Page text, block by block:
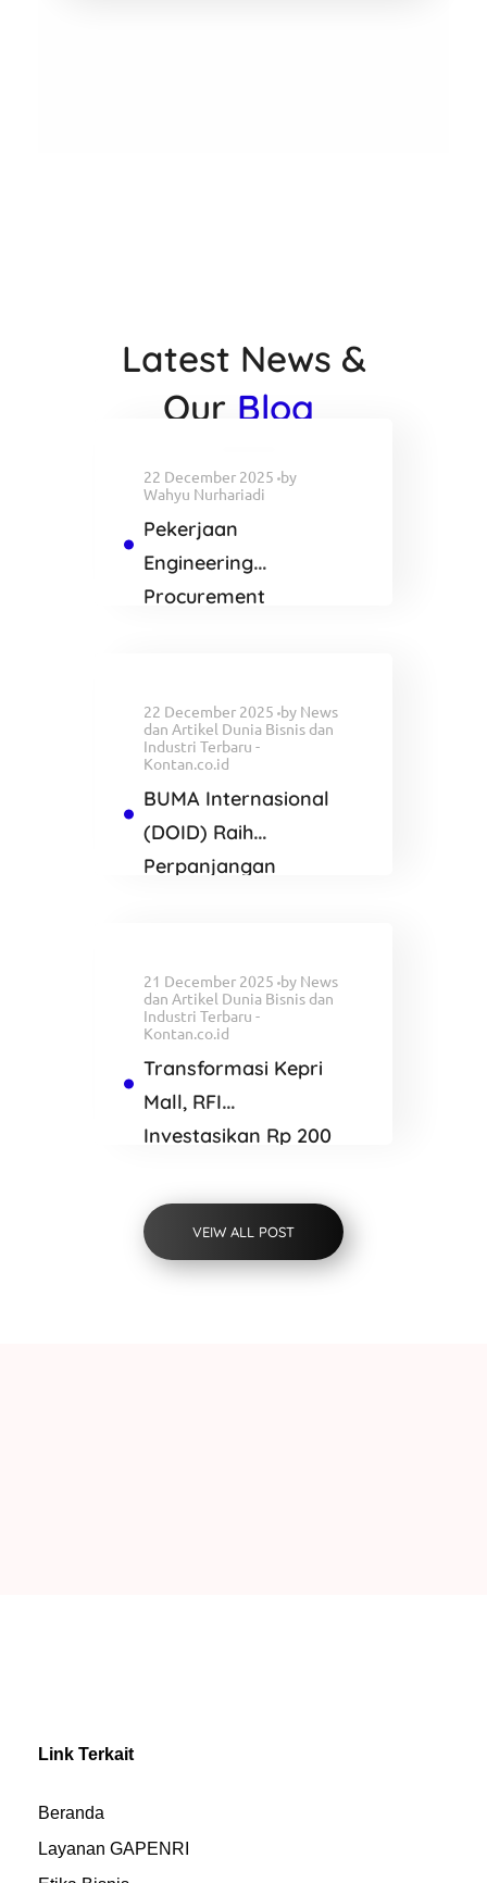
Latest News &
Our Blog
22 December 2025 by
Wahyu Nurhariadi
Pekerjaan
Engineering
Procurement
22 December 2025 by News
dan Artikel Dunia Bisnis dan
Industri Terbaru -
Kontan.co.id
BUMA Internasional
(DOID) Raih
Perpanjangan
21 December 2025 by News
dan Artikel Dunia Bisnis dan
Industri Terbaru -
Kontan.co.id
Transformasi Kepri
Mall, RFI
Investasikan Rp 200
SQUARE Batam
VEIW ALL POST
Link Terkait
Beranda
Layanan GAPENRI